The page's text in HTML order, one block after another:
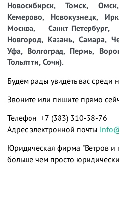
Новосибирск, Томск,
Кемерово, Новокузнецк,
Москва, Санкт-
Новгород, Казань, Самара,
Уфа, Волгоград, Пермь,
Тольятти, Сочи).
Будем рады увидеть вас среди
Звоните или пишите прямо
Телефон +7 (383) 310-38-76
Адрес электронной почты
Юридическая фирма "Ветров и
больше чем просто